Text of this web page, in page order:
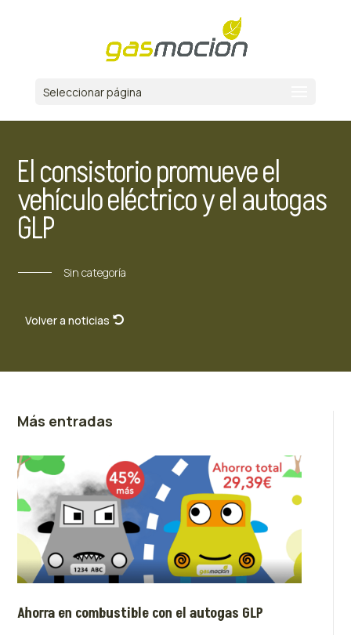
Seleccionar página
El consistorio promueve el
vehículo eléctrico y el autogas
GLP
Sin categoría
Volver a noticias
Más entradas
Ahorra en combustible con el autogas GLP